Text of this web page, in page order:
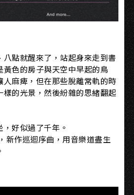
八點就醒來了，站起身來走到書
黃色的房子與天空中早起的鳥
人麻痺，但在那些脫離常軌的時
的光景，然後紛雜的思緒翻起
好似過了千年。
新作巡迴序曲，用音樂道盡生